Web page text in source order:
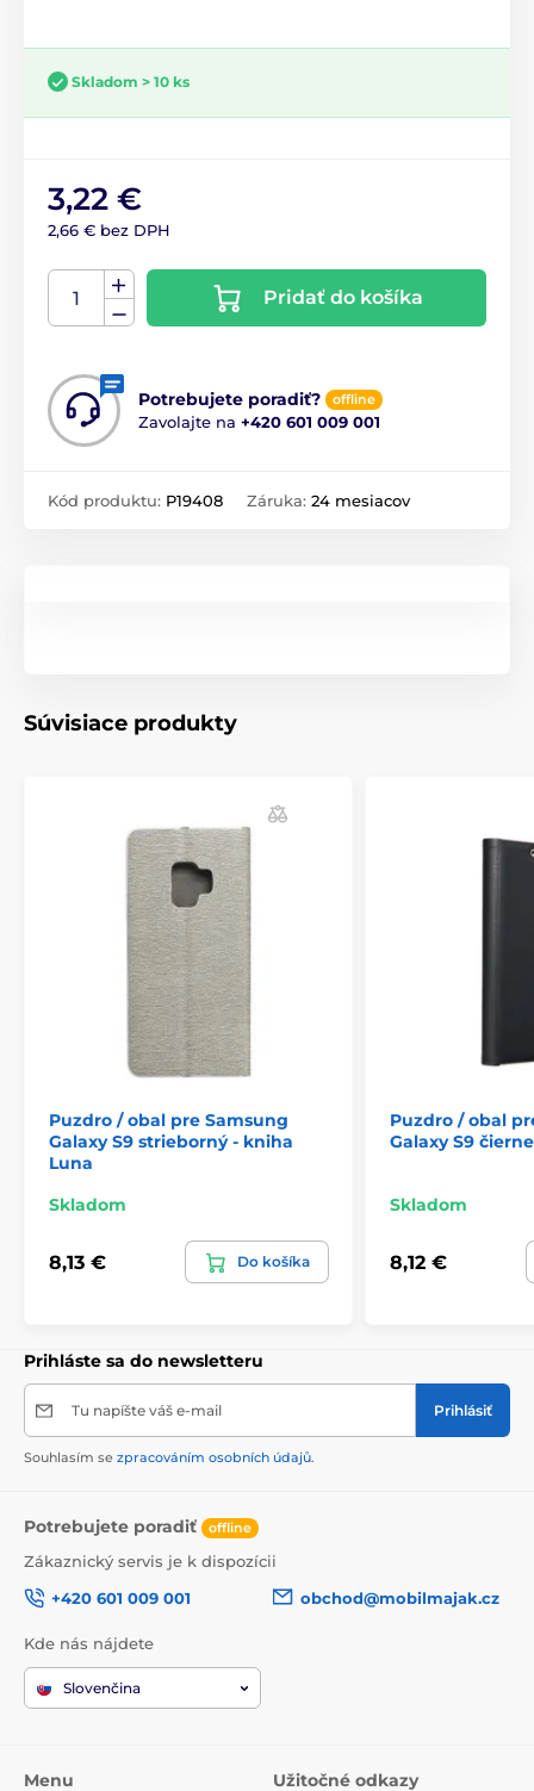
Skladom > 10 ks
3,22 €
2,66 € bez DPH
Pridať do košíka
Potrebujete poradiť? offline
Zavolajte na +420 601 009 001
Kód produktu: P19408 Záruka: 24 mesiacov
Súvisiace produkty
Puzdro / obal pre Samsung
Galaxy S9 strieborný - kniha
Luna
Skladom
8,13 € Do košíka
Puzdro / obal
Galaxy S9
Skladom
8,12 €
Prihláste sa do newsletteru
Tu napíšte váš e-mail Prihlásiť
Souhlasím se zpracováním osobních údajů.
Potrebujete poradiť offline
Zákaznický servis je k dispozícii
+420 601 009 001
obchod@mobilmajak.cz
Kde nás nájdete
Slovenčina
Menu Užitočné odkazy